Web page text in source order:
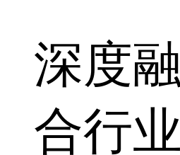
深度融
合行业